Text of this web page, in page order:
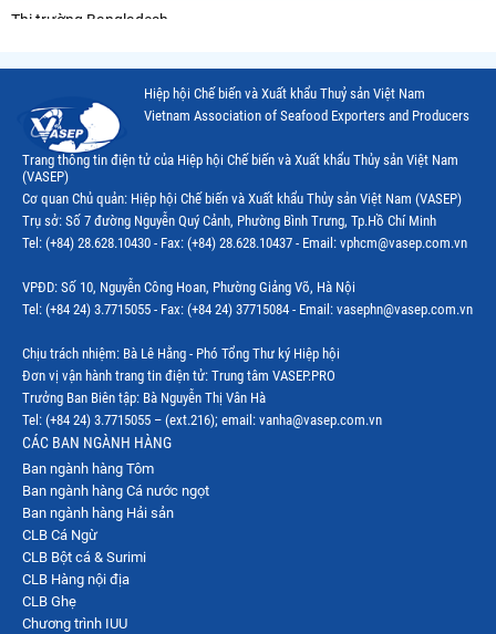
Thị trường Bangladesh
Thị trường Canada
Thị trường Ecuador
Thị trường EU
Thị trường Indonesia
Thị trường Mỹ
Thị trường Nga
Thị trường Hàn Quốc
Thị trường Nhật Bản
Thị trường Thái Lan
Thị trường Trung Quốc
Thị trường Philippines
Thị trường Tây Ban Nha
Hiệp hội Chế biến và Xuất khẩu Thuỷ sản Việt Nam
Vietnam Association of Seafood Exporters and Producers
Trang thông tin điện tử của Hiệp hội Chế biến và Xuất khẩu Thủy sản Việt Nam
(VASEP)
Cơ quan Chủ quản: Hiệp hội Chế biến và Xuất khẩu Thủy sản Việt Nam (VASEP)
Trụ sở: Số 7 đường Nguyễn Quý Cảnh, Phường Bình Trưng, Tp.Hồ Chí Minh
Tel: (+84) 28.628.10430 - Fax: (+84) 28.628.10437 - Email: vphcm@vasep.com.vn
VPĐD: Số 10, Nguyễn Công Hoan, Phường Giảng Võ, Hà Nội
Tel: (+84 24) 3.7715055 - Fax: (+84 24) 37715084 - Email: vasephn@vasep.com.vn
Chịu trách nhiệm: Bà Lê Hằng - Phó Tổng Thư ký Hiệp hội
Đơn vị vận hành trang tin điện tử: Trung tâm VASEP.PRO
Trưởng Ban Biên tập: Bà Nguyễn Thị Vân Hà
Tel: (+84 24) 3.7715055 – (ext.216); email: vanha@vasep.com.vn
CÁC BAN NGÀNH HÀNG
Ban ngành hàng Tôm
Ban ngành hàng Cá nước ngọt
Ban ngành hàng Hải sản
CLB Cá Ngừ
CLB Bột cá & Surimi
CLB Hàng nội địa
CLB Ghẹ
Chương trình IUU